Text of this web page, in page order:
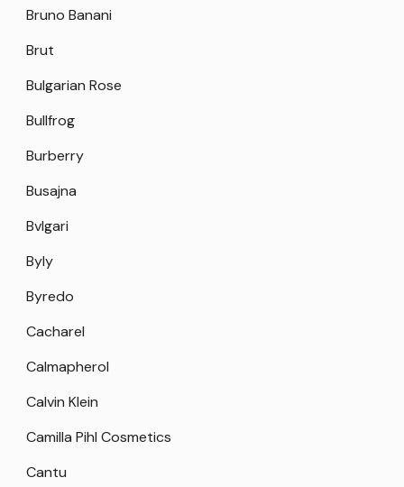
Bruno Banani
Brut
Bulgarian Rose
Bullfrog
Burberry
Busajna
Bvlgari
Byly
Byredo
Cacharel
Calmapherol
Calvin Klein
Camilla Pihl Cosmetics
Cantu